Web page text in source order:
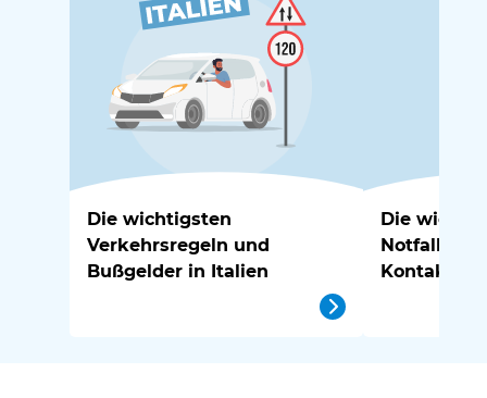
Die wichtigsten
Verkehrsregeln und
Bußgelder in Italien
Die
Kontakte